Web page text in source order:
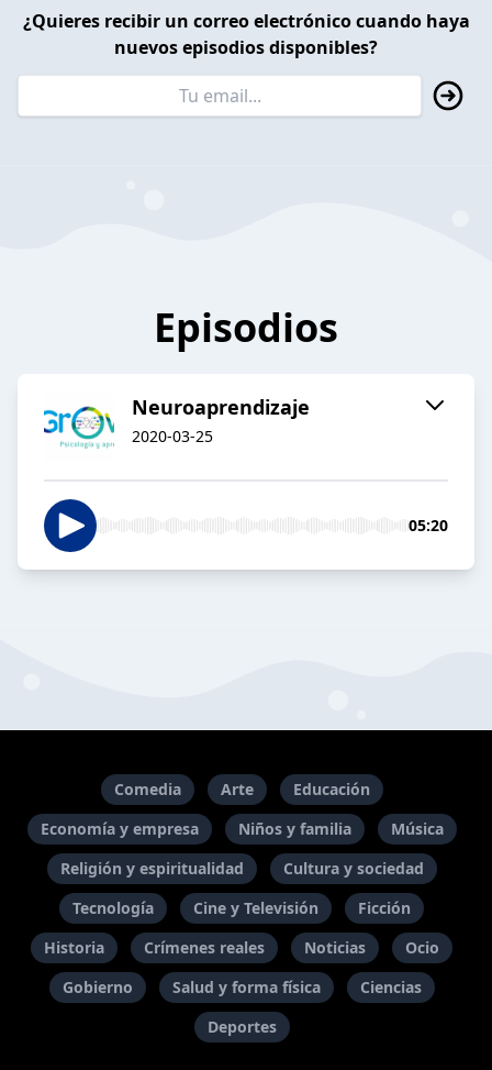
¿Quieres recibir un correo electrónico cuando haya
nuevos episodios disponibles?
Episodios
Neuroaprendizaje
2020-03-25
05:20
Comedia Arte
Educación
Economía y empresa
Niños y familia
Música
Religión y espiritualidad
Cultura y sociedad
Tecnología
Cine y Televisión
Ficción
Historia
Crímenes reales Noticias
Ocio
Gobierno
Salud y forma física
Ciencias
Deportes